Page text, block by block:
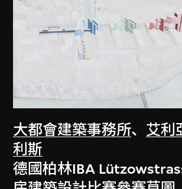
大都會建築事務所、 艾利
利斯
德國柏林IBA